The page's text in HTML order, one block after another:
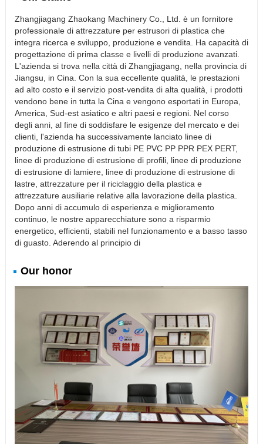
Zhangjiagang Zhaokang Machinery Co., Ltd. è un fornitore
professionale di attrezzature per estrusori di plastica che
integra ricerca e sviluppo, produzione e vendita. Ha capacità di
progettazione di prima classe e livelli di produzione avanzati.
L'azienda si trova nella città di Zhangjiagang, nella provincia di
Jiangsu, in Cina. Con la sua eccellente qualità, le prestazioni
ad alto costo e il servizio post-vendita di alta qualità, i prodotti
vendono bene in tutta la Cina e vengono esportati in Europa,
America, Sud-est asiatico e altri paesi e regioni. Nel corso
degli anni, al fine di soddisfare le esigenze del mercato e dei
clienti, l'azienda ha successivamente lanciato linee di
produzione di estrusione di tubi PE PVC PP PPR PEX PERT,
linee di produzione di estrusione di profili, linee di produzione
di estrusione di lamiere, linee di produzione di estrusione di
lastre, attrezzature per il riciclaggio della plastica e
attrezzature ausiliarie relative alla lavorazione della plastica.
Dopo anni di accumulo di esperienza e miglioramento
continuo, le nostre apparecchiature sono a risparmio
energetico, efficienti, stabili nel funzionamento e a basso tasso
di guasto. Aderendo al principio di
Our honor